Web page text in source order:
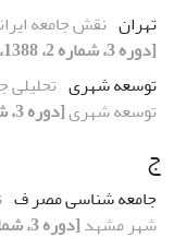
تهران نقش جامعه
[دوره 3، شماره 2، 1388، صفحه 104-117]
توسعه شهری تحلیلی
توسعه شهری[دوره 3، شماره 2، 1388، صفحه 46-61]
ج
جامعه شناسی مصر ف
شهر مشهد[دوره 3، شماره 3، 1388، صفحه 1-25]